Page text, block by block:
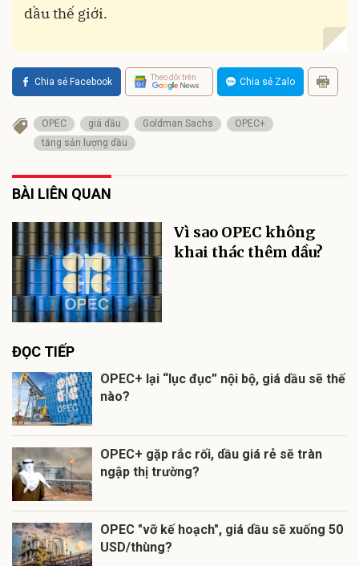
dầu thế giới.
Chia sẻ Facebook Theo dõi trên Chia sẻ Zalo
OPEC giá dầu Goldman Sachs
OPEC+
tăng sản lượng dầu
BÀI LIÊN QUAN
Vì sao OPEC không
khai thác thêm dầu?
ĐỌC TIẾP
OPEC+ lại “lục đục” nội bộ, giá dầu sẽ thế
nào?
OPEC+ gặp rắc rối, dầu giá rẻ sẽ tràn
ngập thị trường?
OPEC "vỡ kế hoạch", giá dầu sẽ xuống 50
USD/thùng?